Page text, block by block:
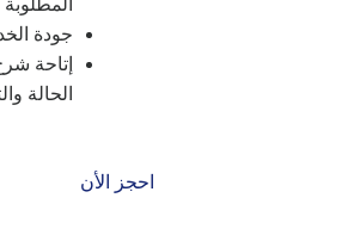
المطلوبة
جودة
إتاحة
الحالة
احجز الأن